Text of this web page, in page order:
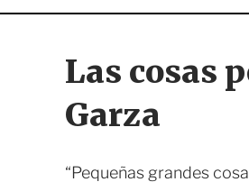
e
Las cosas
Garza
“Pequeñas grandes